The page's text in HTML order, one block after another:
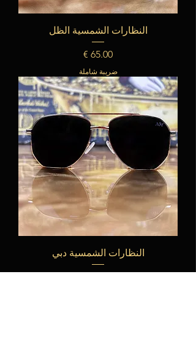
النظارات الشمسية الظل
السعر
ضريبة شاملة
النظارات الشمسية دبي
السعر